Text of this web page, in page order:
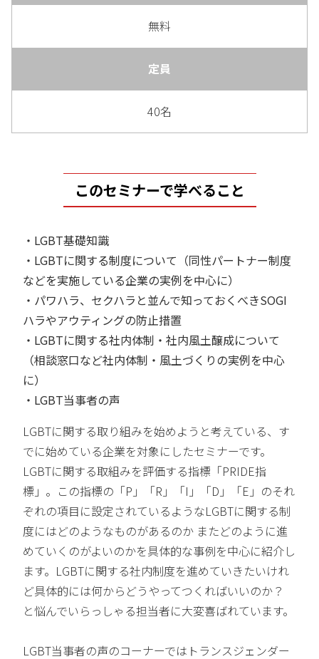
無料
定員
40名
このセミナーで学べること
・LGBT基礎知識
・LGBTに関する制度について（同性パートナー制度
などを実施している企業の実例を中心に）
・パワハラ、セクハラと並んで知っておくべきSOGI
ハラやアウティングの防止措置
・LGBTに関する社内体制・社内風土醸成について
（相談窓口など社内体制・風土づくりの実例を中心
に）
・LGBT当事者の声
LGBTに関する取り組みを始めようと考えている、す
でに始めている企業を対象にしたセミナーです。
LGBTに関する取組みを評価する指標「PRIDE指
標」。この指標の「P」「R」「I」「D」「E」のそれ
ぞれの項目に設定されているようなLGBTに関する制
度にはどのようなものがあるのか またどのように進
めていくのがよいのかを具体的な事例を中心に紹介し
ます。LGBTに関する社内制度を進めていきたいけれ
ど具体的には何からどうやってつくればいいのか？
と悩んでいらっしゃる担当者に大変喜ばれています。
LGBT当事者の声のコーナーではトランスジェンダー